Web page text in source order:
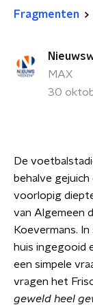
Fragmenten
MAX
30
De
behalve
voorlopig
van Algemeen
Koevermans.
huis ingegooid
een simpele
vragen het
geweld heel